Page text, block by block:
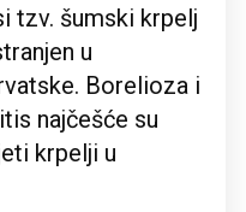
tzv. šumski krpelj
u
Borelioza i
najčešće su
krpelji u